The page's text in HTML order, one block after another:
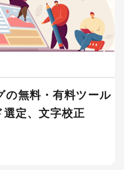
SNS広告
TikTok
Tips
ューアル
グツール
ア
イト
無料・有料ツール
定、文字校正